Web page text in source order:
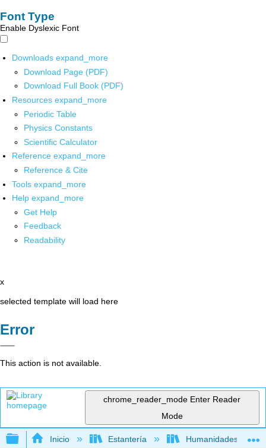
Font Type
Enable Dyslexic Font
Downloads expand_more
Download Page (PDF)
Download Full Book (PDF)
Resources expand_more
Periodic Table
Physics Constants
Scientific Calculator
Reference expand_more
Reference & Cite
Tools expand_more
Help expand_more
Get Help
Feedback
Readability
x
selected template will load here
Error
This action is not available.
chrome_reader_mode Enter Reader
Mode
Expandir/contraer jerarquía global
Inicio Estantería Humanidades